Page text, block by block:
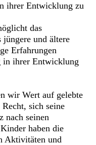
ihrer Entwicklung zu
das
jüngere und ältere
Erfahrungen
in ihrer Entwicklung
wir Wert auf gelebte
sich seine
nach seinen
haben die
Aktivitäten und